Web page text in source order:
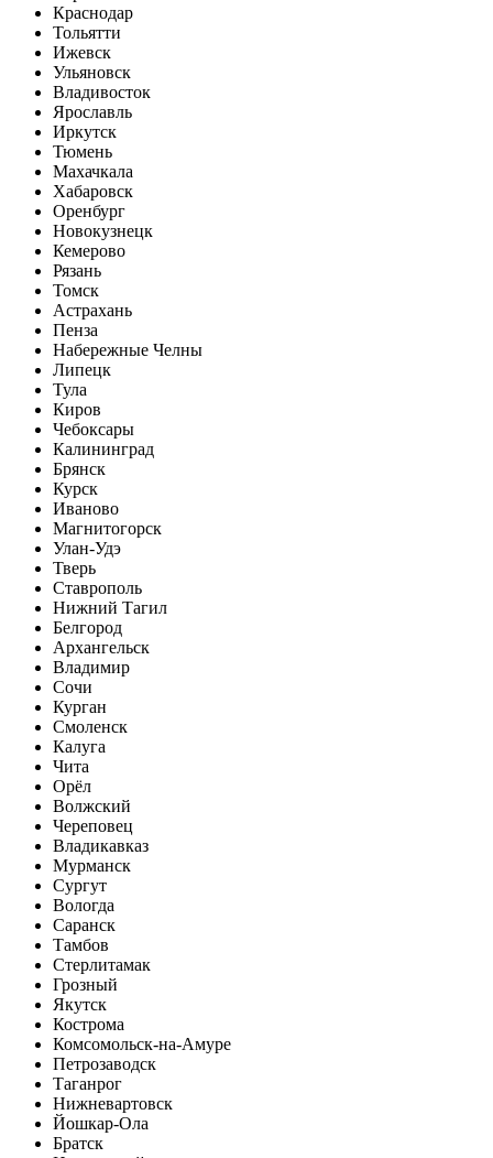
Краснодар
Тольятти
Ижевск
Ульяновск
Владивосток
Ярославль
Иркутск
Тюмень
Махачкала
Хабаровск
Оренбург
Новокузнецк
Кемерово
Рязань
Томск
Астрахань
Пенза
Набережные Челны
Липецк
Тула
Киров
Чебоксары
Калининград
Брянск
Курск
Иваново
Магнитогорск
Улан-Удэ
Тверь
Ставрополь
Нижний Тагил
Белгород
Архангельск
Владимир
Сочи
Курган
Смоленск
Калуга
Чита
Орёл
Волжский
Череповец
Владикавказ
Мурманск
Сургут
Вологда
Саранск
Тамбов
Стерлитамак
Грозный
Якутск
Кострома
Комсомольск-на-Амуре
Петрозаводск
Таганрог
Нижневартовск
Йошкар-Ола
Братск